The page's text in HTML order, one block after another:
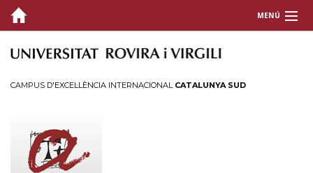
MENÚ
QUI SOM?
Missió, visió i valors
Objectius del centre
CAMPUS D'EXCEL·LÈNCIA INTERNACIONAL CATALUNYA SUD